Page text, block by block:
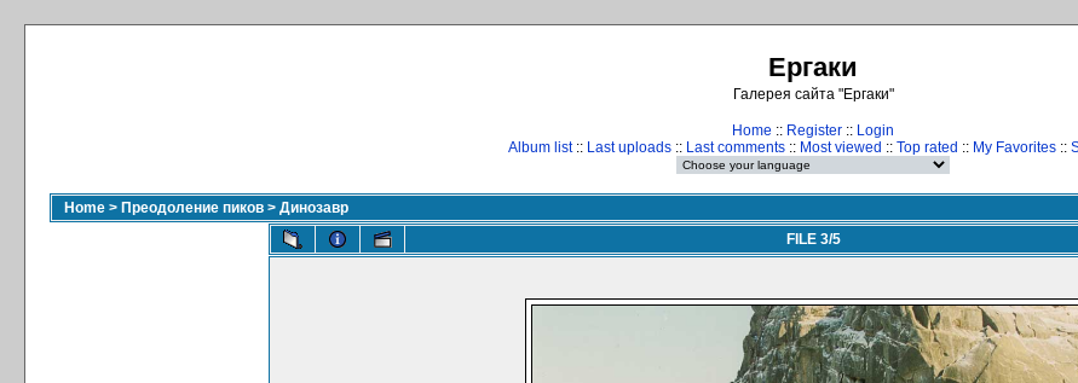
Ергаки
Галерея сайта "Ергаки"
Home :: Register :: Login
Album list:: Last uploads :: Last comments :: Most viewed :: Top rated :: My Favorites ::
Home > Преодоление пиков > Динозавр
FILE 3/5